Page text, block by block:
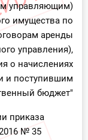
управляющим)
имущества по
аренды
управления),
о начислениях
и поступившим
бюджет"
приказа
№ 35